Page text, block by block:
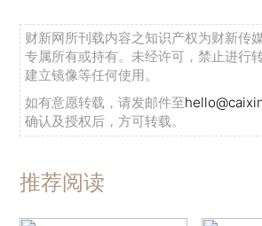
财新网所刊载内容之知识产权为财新传
专属所有或持有。未经许可，禁止进行
建立镜像等任何使用。
如有意愿转载，请发邮件至
确认及授权后，方可转载。
推荐阅读